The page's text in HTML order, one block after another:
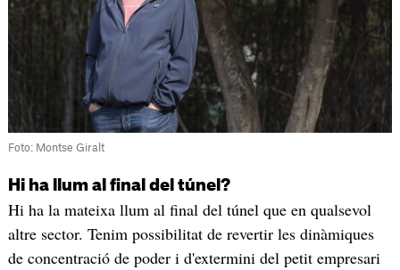
Foto: Montse Giralt
Hi ha llum al final del túnel?
Hi ha la mateixa llum al final del túnel que en qualsevol
altre sector. Tenim possibilitat de revertir les dinàmiques
de concentració de poder i d'extermini del petit empresari